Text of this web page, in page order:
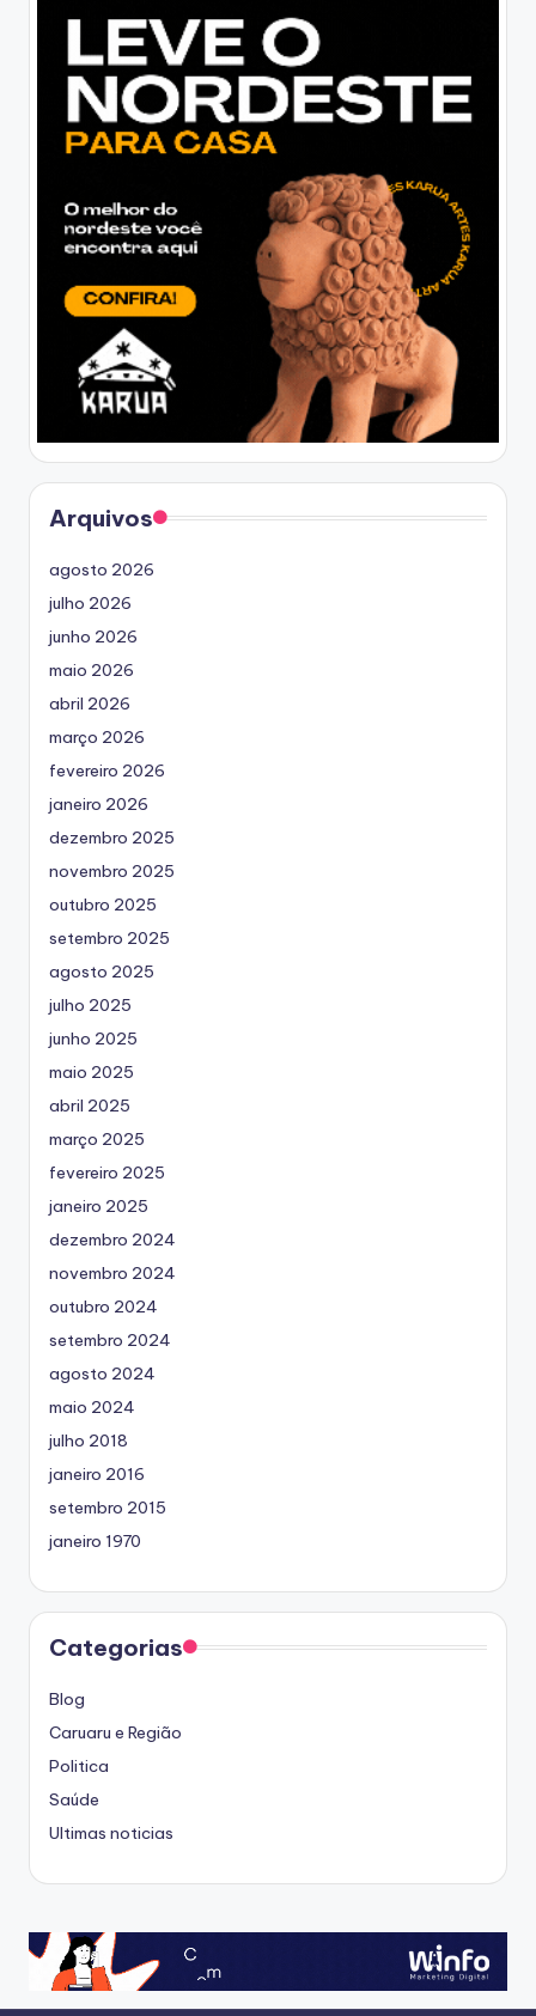
Arquivos
agosto 2026
julho 2026
junho 2026
maio 2026
abril 2026
março 2026
fevereiro 2026
janeiro 2026
dezembro 2025
novembro 2025
outubro 2025
setembro 2025
agosto 2025
julho 2025
junho 2025
maio 2025
abril 2025
março 2025
fevereiro 2025
janeiro 2025
dezembro 2024
novembro 2024
outubro 2024
setembro 2024
agosto 2024
maio 2024
julho 2018
janeiro 2016
setembro 2015
janeiro 1970
Categorias
Blog
Caruaru e Região
Politica
Saúde
Ultimas noticias